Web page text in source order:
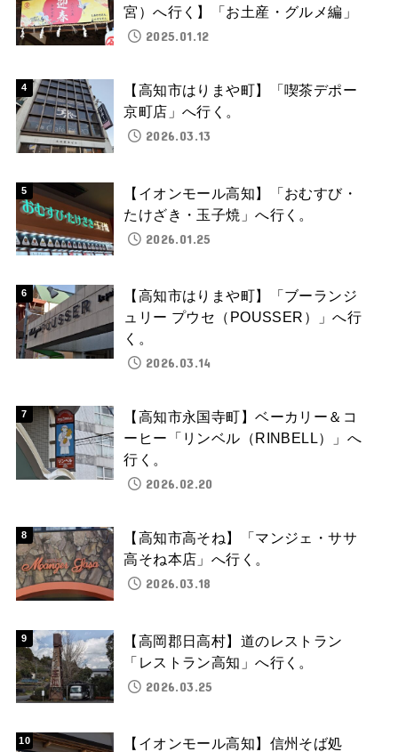
宮）へ行く】「お土産・グルメ編」
2025.01.12
【高知市はりまや町】「喫茶デポー
京町店」へ行く。
2026.03.13
【イオンモール高知】「おむすび・
たけざき・玉子焼」へ行く。
2026.01.25
【高知市はりまや町】「ブーランジ
ュリー プウセ（POUSSER）」へ行
く。
2026.03.14
【高知市永国寺町】ベーカリー＆コ
ーヒー「リンベル（RINBELL）」へ
行く。
2026.02.20
【高知市高そね】「マンジェ・ササ
高そね本店」へ行く。
2026.03.18
【高岡郡日高村】道のレストラン
「レストラン高知」へ行く。
2026.03.25
【イオンモール高知】信州そば処